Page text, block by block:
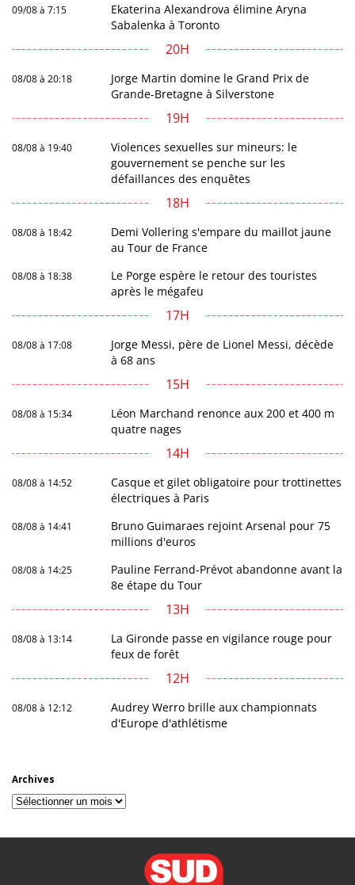
09/08 à 7:15
Ekaterina Alexandrova élimine Aryna
Sabalenka à Toronto
20H
08/08 à 20:18
Jorge Martin domine le Grand Prix de
Grande-Bretagne à Silverstone
19H
08/08 à 19:40
Violences sexuelles sur mineurs: le
gouvernement se penche sur les
défaillances des enquêtes
18H
08/08 à 18:42
Demi Vollering s'empare du maillot jaune
au Tour de France
08/08 à 18:38
Le Porge espère le retour des touristes
après le mégafeu
17H
08/08 à 17:08
Jorge Messi, père de Lionel Messi, décède
à 68 ans
15H
08/08 à 15:34
Léon Marchand renonce aux 200 et 400 m
quatre nages
14H
08/08 à 14:52
Casque et gilet obligatoire pour trottinettes
électriques à Paris
08/08 à 14:41
Bruno Guimaraes rejoint Arsenal pour 75
millions d'euros
08/08 à 14:25
Pauline Ferrand-Prévot abandonne avant la
8e étape du Tour
13H
08/08 à 13:14
La Gironde passe en vigilance rouge pour
feux de forêt
12H
08/08 à 12:12
Audrey Werro brille aux championnats
d'Europe d'athlétisme
Archives
Archives